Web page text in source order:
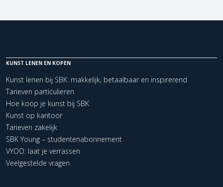
KUNST LENEN EN KOPEN
Kunst lenen bij SBK: makkelijk, betaalbaar en inspirerend
Tarieven particulieren
Hoe koop je kunst bij SBK
Kunst op kantoor
Tarieven zakelijk
SBK Young – studentenabonnement
VYOO: laat je verrassen
Veelgestelde vragen